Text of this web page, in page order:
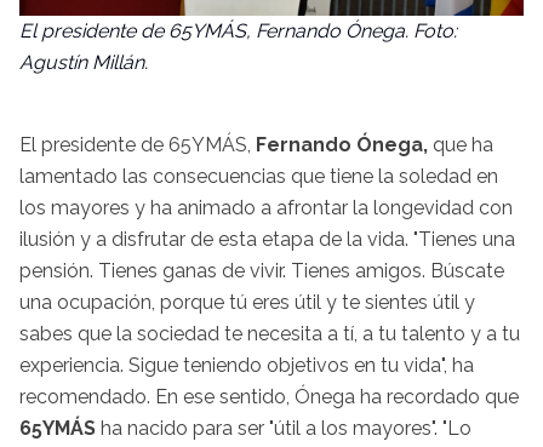
El presidente de 65YMÁS, Fernando Ónega. Foto:
Agustín Millán.
El presidente de 65YMÁS, Fernando Ónega, que ha
lamentado las consecuencias que tiene la soledad en
los mayores y ha animado a afrontar la longevidad con
ilusión y a disfrutar de esta etapa de la vida. "Tienes una
pensión. Tienes ganas de vivir. Tienes amigos. Búscate
una ocupación, porque tú eres útil y te sientes útil y
sabes que la sociedad te necesita a tí, a tu talento y a tu
experiencia. Sigue teniendo objetivos en tu vida", ha
recomendado. En ese sentido, Ónega ha recordado que
65YMÁS ha nacido para ser "útil a los mayores". "Lo